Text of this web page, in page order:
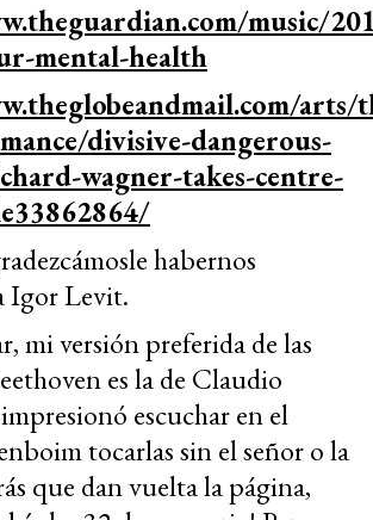
music/
mental-health
arts/
divisive-dangerous-
wagner-takes-centre-
habernos
Igor Levit.
mi versión preferida de las
es la de Claudio
escuchar en el
tocarlas sin el señor o la
que dan vuelta la página,